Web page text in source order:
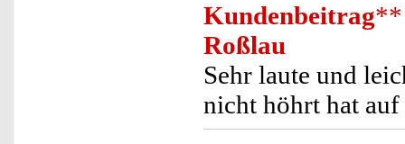
Kundenbeitrag**
Roßlau
Sehr laute und
nicht höhrt hat auf